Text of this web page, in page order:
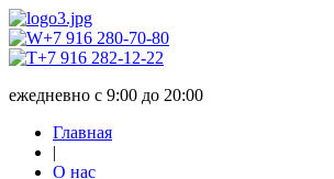
+7 916 280-70-80
+7 916 282-12-22
ежедневно с 9:00 до 20:00
Главная
|
О нас